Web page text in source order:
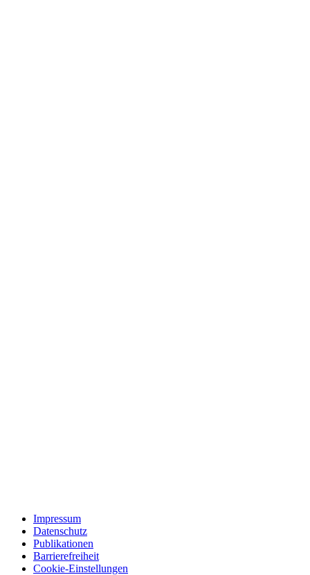
Impressum
Datenschutz
Publikationen
Barrierefreiheit
Cookie-Einstellungen